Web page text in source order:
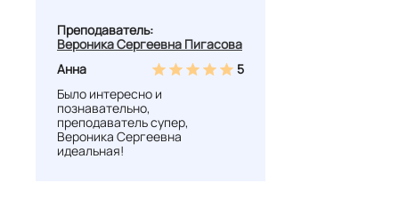
Преподаватель:
Вероника Сергеевна Пигасова
Анна
5
Было интересно и
познавательно,
преподаватель супер,
Вероника Сергеевна
идеальная!